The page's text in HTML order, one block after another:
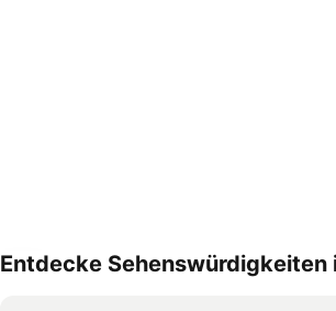
Entdecke Sehenswürdigkeiten